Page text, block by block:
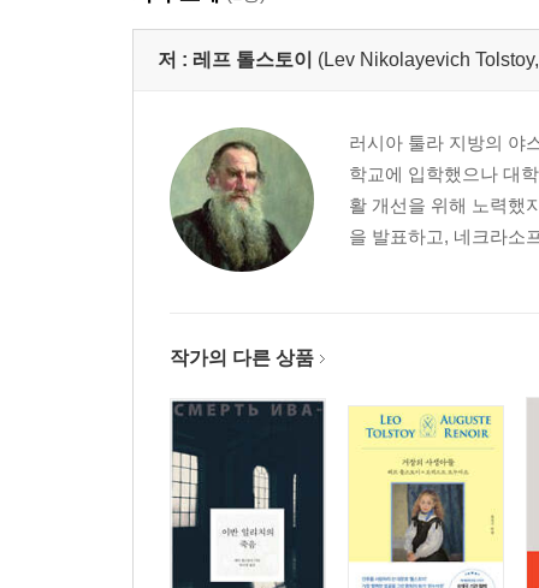
저 : 레프 톨스토이 (Lev Nikolayevich
러시아 툴라 지방의 야
학교에 입학했으나 대
활 개선을 위해 노력했
을 발표하고, 네크라소
작가의 다른 상품